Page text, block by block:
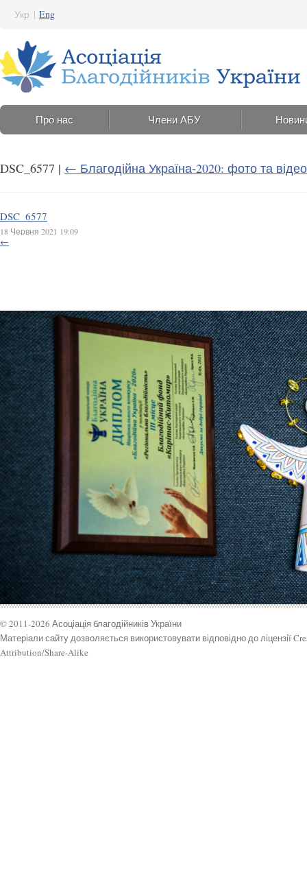
Укр | Eng
Про нас Члени АБУ
DSC_6577 | ← Благодійна Україна-2020: фото та
DSC_6577
18 Червня 2021 19:09
←
© 2011-2026 Асоціація благодійників України
Матеріали сайту дозволяється використовувати відповідно до ліцензії
Attribution/Share-Alike